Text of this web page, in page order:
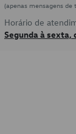
(apenas mensagens
Horário de
Segunda à sexta,